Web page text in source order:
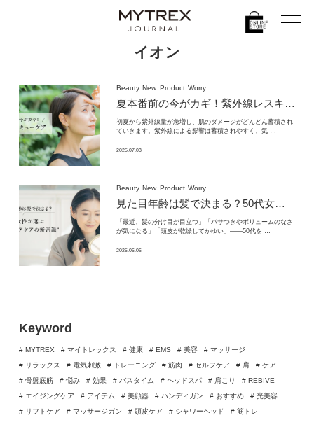
Keyword
# MYTREX # マイトレックス # 健康 # EMS # 美容
# マッサージ
# リラックス
# 電気刺激 # トレーニング # 筋肉 # セルフケア # 肩
# ケア
# 骨盤底筋
# 悩み # 効果 # バスタイム # ヘッドスパ # 肩こり
# REBIVE
# エイジングケア
# アイテム # 美顔器 # ハンディガン # おすすめ
# 光美容
# リフトケア
# マッサージガン # 頭皮ケア # シャワーヘッド
# 筋トレ
イオン
Beauty New Product Worry
夏本番前の今がカギ！ 紫外線レスキューケア
初夏から紫外線量が急増し、肌のダメージがどんどん蓄積され
ていきます。紫外線による影響は蓄積されやすく、気 …
2025.07.03
Beauty New Product Worry
見た目年齢は髪で決まる？ 50代女性が選ぶ
「最近、髪の分け目が目立つ」「パサつきやボリュームのなさ
が気になる」「頭皮が乾燥してかゆい」——50代を …
2025.06.06